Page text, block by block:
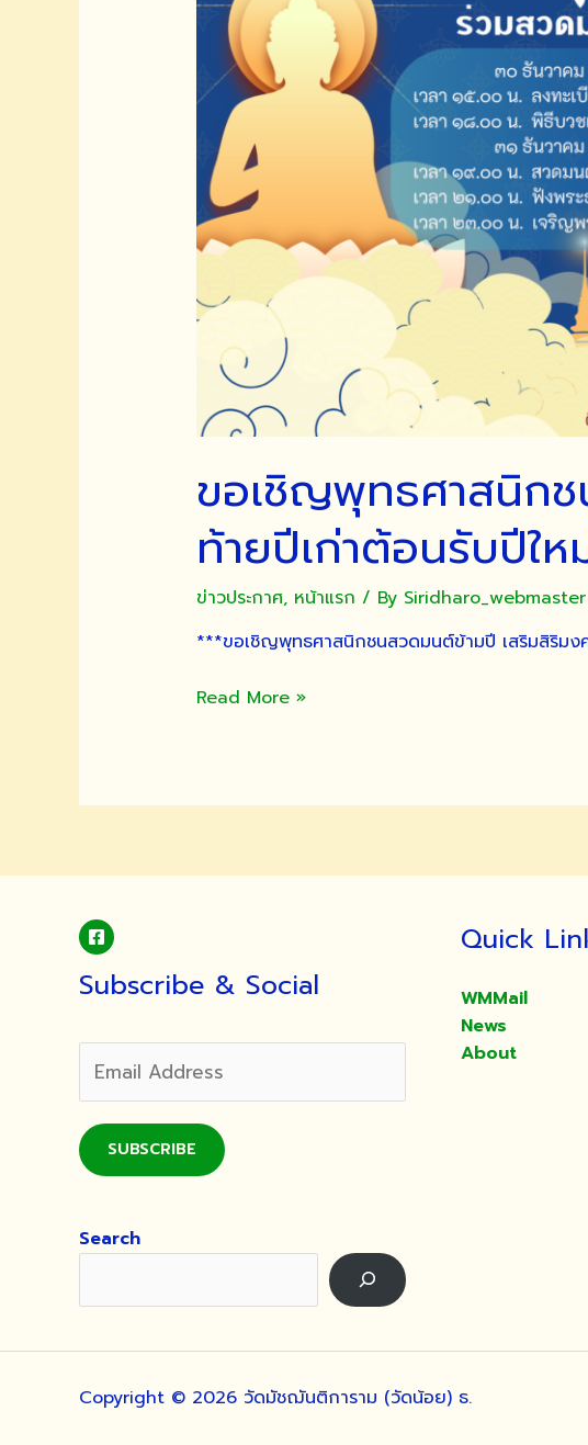
ขอเชิญพุทธศาสนิก
ท้ายปีเก่าต้อนรับปี
ข่าวประกาศ, หน้าแรก / By Siridharo_webmaster
***ขอเชิญพุทธศาสนิกชนสวดมนต์ข้ามปี เสริมสิริมง
ขอ
มนต์
ท้าย
ต้อนรับ
ปี
ใหม่
พุทธศักราช
Read More »
Subscribe & Social
SUBSCRIBE
Search
Quick
WMMail
News
About
Copyright © 2026 วัดมัชฌันติการาม (วัดน้อย) ธ.